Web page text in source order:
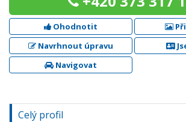
Ohodnotit
Navrhnout úpravu
Navigovat
Celý profil